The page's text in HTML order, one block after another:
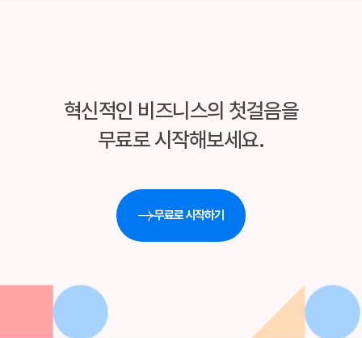
혁신적인 비즈니스의 첫걸음을
무료로 시작해보세요.
무료로 시작하기